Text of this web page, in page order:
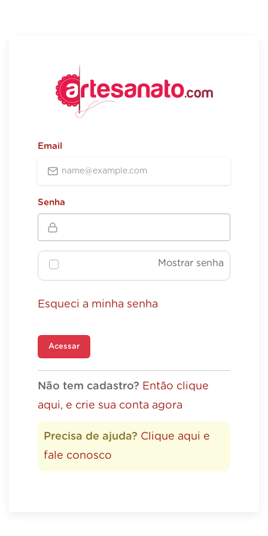
Email
Senha
Mostrar senha
Esqueci a minha senha
Acessar
Não tem cadastro? Então clique
aqui, e crie sua conta agora
Precisa de ajuda? Clique aqui e
fale conosco